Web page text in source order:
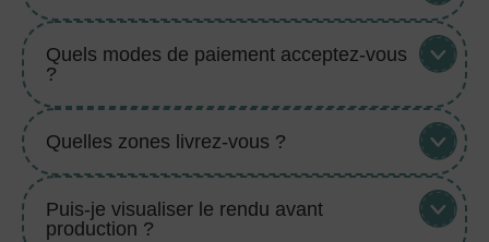
Quels modes de paiement acceptez-vous
?
Quelles zones livrez-vous ?
Puis-je visualiser le rendu avant
production ?